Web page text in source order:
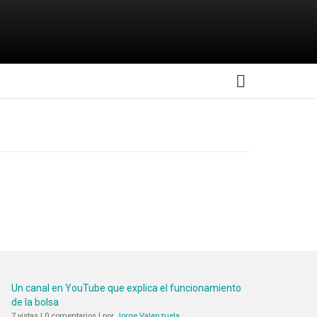
Un canal en YouTube que explica el funcionamiento
de la bolsa